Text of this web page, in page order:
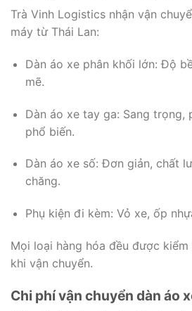
Trà Vinh Logistics nhận vận
máy từ Thái Lan:
Dàn áo xe phân khối lớn: Độ
mẽ.
Dàn áo xe tay ga: Sang trọng,
phổ biến.
Dàn áo xe số: Đơn giản, chất
chăng.
Phụ kiện đi kèm: Vỏ xe, ốp
Mọi loại hàng hóa đều được
khi vận chuyển.
Chi phí vận chuyển dàn áo